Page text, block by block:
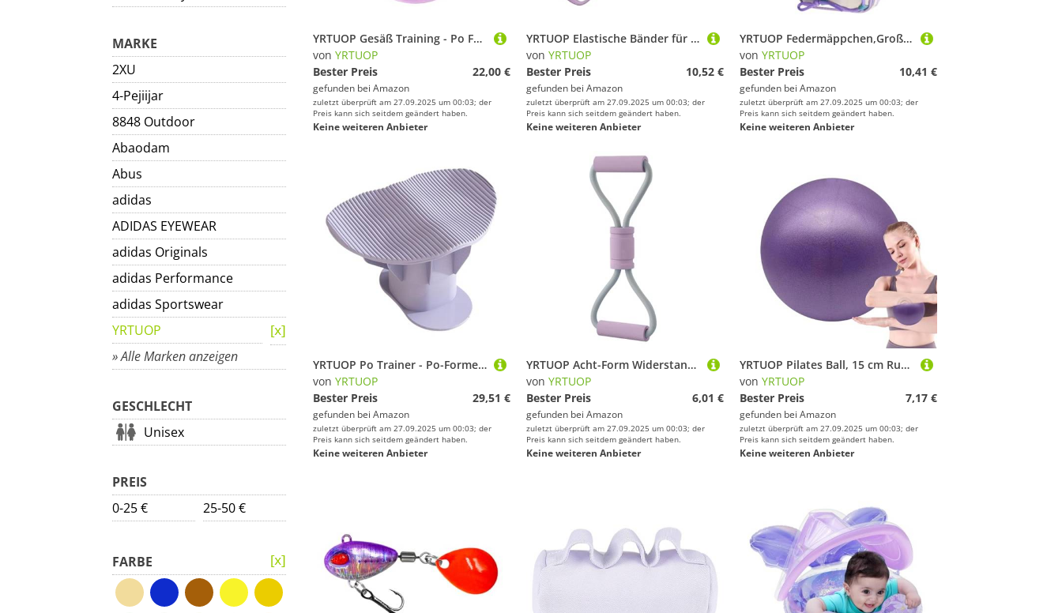
MARKE
2XU
4-Pejiijar
8848 Outdoor
Abaodam
Abus
adidas
ADIDAS EYEWEAR
adidas Originals
adidas Performance
adidas Sportswear
YRTUOP
» Alle Marken anzeigen
GESCHLECHT
Unisex
PREIS
0-25 €
25-50 €
FARBE
YRTUOP Gesäß Training - Po Former Gerät - Ergonomischer Booty Trainer für Fitness, Yoga, Rückbildung, Training, Zuhause, Outdoor, Workout
von YRTUOP
Bester Preis
22,00 €
gefunden bei Amazon
zuletzt überprüft am 27.09.2025 um 00:03; der
Preis kann sich seitdem geändert haben.
Keine weiteren Anbieter
YRTUOP Elastische Bänder für Training | Elastisches Seil für Fitness - Trainingsgerät für Muskelaufbau und Dehnen im Fitnessstudio, Yoga, Pilates, Rehabilitation für Körperübungen
von YRTUOP
Bester Preis
10,52 €
gefunden bei Amazon
zuletzt überprüft am 27.09.2025 um 00:03; der
Preis kann sich seitdem geändert haben.
Keine weiteren Anbieter
YRTUOP Federmäppchen,Großes Fassungsvermögen Schutztasche Für Stifte | Schreibwaren Organizer Schulbedarf Für Marker Lineal Radierer Haftnotizen Lehrer Schüler Uni Geburtstag Weihnachten
von YRTUOP
Bester Preis
10,41 €
gefunden bei Amazon
zuletzt überprüft am 27.09.2025 um 00:03; der
Preis kann sich seitdem geändert haben.
Keine weiteren Anbieter
YRTUOP Po Trainer - Po-Former Gerät | Tragbar Multifunktional Für Fitness Körperformung Zuhause Training
von YRTUOP
Bester Preis
29,51 €
gefunden bei Amazon
zuletzt überprüft am 27.09.2025 um 00:03; der
Preis kann sich seitdem geändert haben.
Keine weiteren Anbieter
YRTUOP Acht-Form Widerstandsbänder für Frauen - Figure 8 Fitnessbänder Mit Griffen,rutschfeste Ausrüstung Für Muskelaufbau Arme Schultern Rücken Brust
von YRTUOP
Bester Preis
6,01 €
gefunden bei Amazon
zuletzt überprüft am 27.09.2025 um 00:03; der
Preis kann sich seitdem geändert haben.
Keine weiteren Anbieter
YRTUOP Pilates Ball, 15 cm Rutschfester Übung Ball Kleiners Gymnastikball Soft Yoga Ball for Abdominal and Shoulder Training, Balance, Sport, Pilates
von YRTUOP
Bester Preis
7,17 €
gefunden bei Amazon
zuletzt überprüft am 27.09.2025 um 00:03; der
Preis kann sich seitdem geändert haben.
Keine weiteren Anbieter